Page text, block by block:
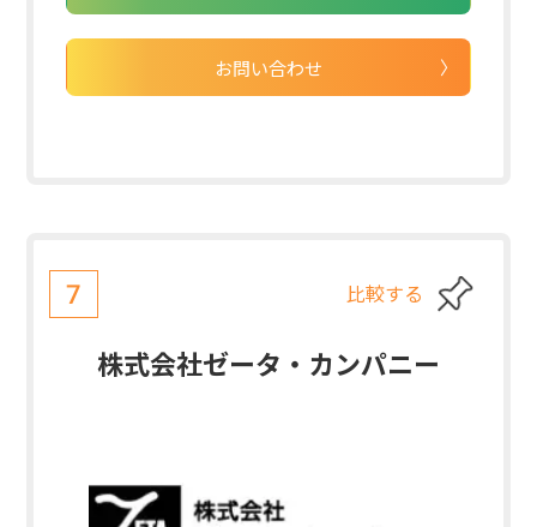
お問い合わせ
7 比較する
株式会社ゼータ・カンパニー